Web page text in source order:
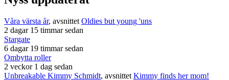
Våra värsta år, avsnittet Oldies but young 'uns
2 dagar 15 timmar sedan
Stargate
6 dagar 19 timmar sedan
Ombytta roller
2 veckor 1 dag sedan
Unbreakable Kimmy Schmidt, avsnittet Kimmy finds her mom!